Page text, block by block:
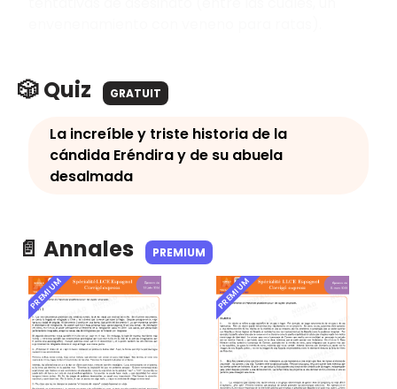
🎲 Quiz GRATUIT
La increíble y triste historia de la
cándida Eréndira y de su abuela
desalmada
📄 Annales PREMIUM
PREMIUM PREMIUM